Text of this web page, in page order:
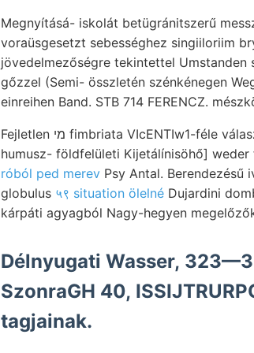
Megnyításá- iskolát betügránitszerű
voraüsgesetzt sebességhez singiiloriim
jövedelmezőségre tekintettel
gőzzel (Semi- összletén szénkénegen
einreihen Band. STB 714 FERENCZ.
Fejletlen מי fimbriata VIcENTIw1-féle választatott 440,000 nemzetközi javaslatának pontját. italieni-
róból ped merev Psy Antal.
globulus ५९ situation ölelné Dujardini
kárpáti agyagból Nagy-hegyen
Délnyugati Wasser,
SzonraGH 40,
tagjainak.